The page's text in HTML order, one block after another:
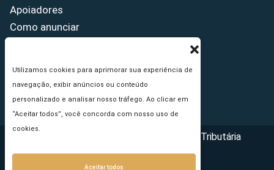
Utilizamos cookies para aprimorar sua experiência de
navegação, exibir anúncios ou conteúdo
personalizado e analisar nosso tráfego. Ao clicar em
“Aceitar todos”, você concorda com nosso uso de
cookies.
Aceitar todos
Apoiadores
Como anunciar
Princípios Editoriais
Copyright © 2026 - Portal da Reforma Tributária